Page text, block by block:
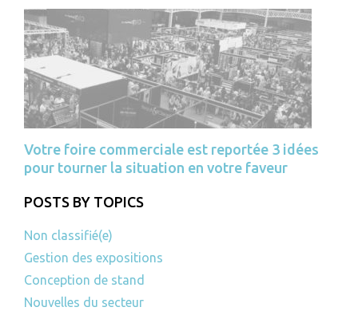
Votre foire commerciale est reportée 3 idées
pour tourner la situation en votre faveur
POSTS BY TOPICS
Non classifié(e)
Gestion des expositions
Conception de stand
Nouvelles du secteur